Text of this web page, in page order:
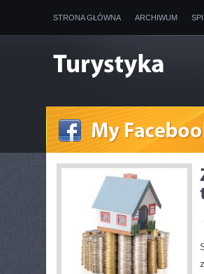
STRONA GŁÓWNA ARCHIWUM